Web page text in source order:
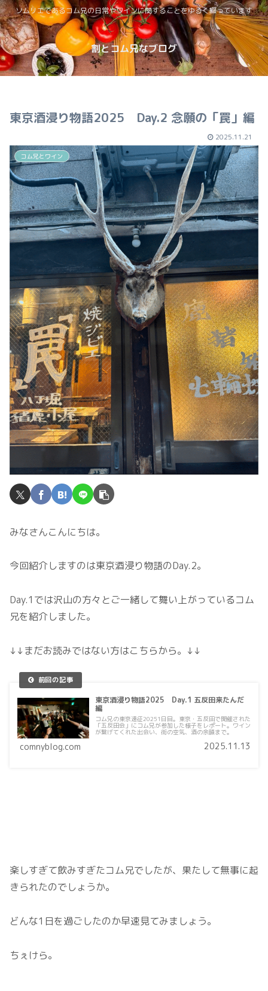
ソムリエであるコム兄の日常やワインに関することをゆるく綴っています
割とコム兄なブログ
東京酒浸り物語2025 Day.2 念願の「罠」編
2025.11.21
コム兄とワイン
みなさんこんにちは。
今回紹介しますのは東京酒浸り物語のDay.2。
Day.1では沢山の方々とご一緒して舞い上がっているコム
兄を紹介しました。
↓↓まだお読みではない方はこちらから。↓↓
東京酒浸り物語2025 Day.1 五反田来たんだ
編
コム兄の東京遠征20251日目。東京・五反田で開催された
「五反田会」にコム兄が参加した様子をレポート。ワイン
が繋げてくれた出会い、街の空気、酒の余韻まで。
comnyblog.com 2025.11.13
楽しすぎて飲みすぎたコム兄でしたが、果たして無事に起
きられたのでしょうか。
どんな1日を過ごしたのか早速見てみましょう。
ちぇけら。